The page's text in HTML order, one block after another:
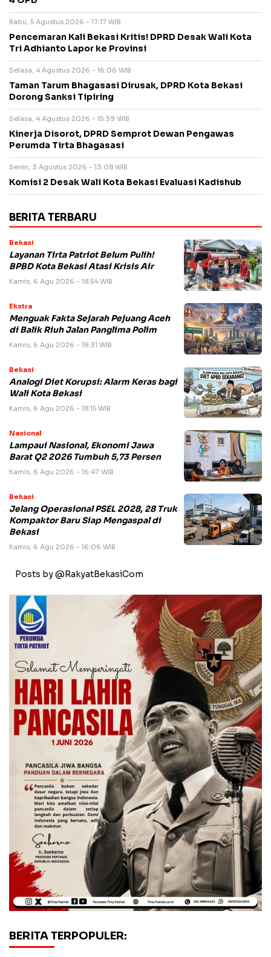
Rabu, 5 Agustus 2026 - 17:17 WIB
Pencemaran Kali Bekasi Kritis! DPRD Desak Wali Kota
Tri Adhianto Lapor ke Provinsi
Selasa, 4 Agustus 2026 - 16:06 WIB
Taman Tarum Bhagasasi Dirusak, DPRD Kota Bekasi
Dorong Sanksi Tipiring
Selasa, 4 Agustus 2026 - 15:39 WIB
Kinerja Disorot, DPRD Semprot Dewan Pengawas
Perumda Tirta Bhagasasi
Senin, 3 Agustus 2026 - 13:08 WIB
Komisi 2 Desak Wali Kota Bekasi Evaluasi Kadishub
BERITA TERBARU
Bekasi
Layanan Tirta Patriot Belum Pulih!
BPBD Kota Bekasi Atasi Krisis Air
Kamis, 6 Agu 2026 - 18:54 WIB
Ekstra
Menguak Fakta Sejarah Pejuang Aceh
di Balik Riuh Jalan Panglima Polim
Kamis, 6 Agu 2026 - 18:31 WIB
Bekasi
Analogi Diet Korupsi: Alarm Keras bagi
Wali Kota Bekasi
Kamis, 6 Agu 2026 - 18:15 WIB
Nasional
Lampaui Nasional, Ekonomi Jawa
Barat Q2 2026 Tumbuh 5,73 Persen
Kamis, 6 Agu 2026 - 16:47 WIB
Bekasi
Jelang Operasional PSEL 2028, 28 Truk
Kompaktor Baru Siap Mengaspal di
Bekasi
Kamis, 6 Agu 2026 - 16:06 WIB
Posts by @RakyatBekasiCom
BERITA TERPOPULER: